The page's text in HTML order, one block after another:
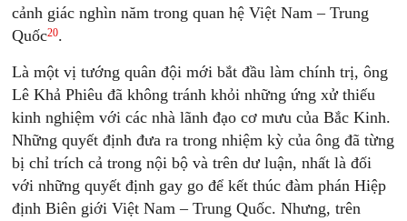
cảnh giác nghìn năm trong quan hệ Việt Nam – Trung
Quốc20.
Là một vị tướng quân đội mới bắt đầu làm chính trị, ông
Lê Khả Phiêu đã không tránh khỏi những ứng xử thiếu
kinh nghiệm với các nhà lãnh đạo cơ mưu của Bắc Kinh.
Những quyết định đưa ra trong nhiệm kỳ của ông đã từng
bị chỉ trích cả trong nội bộ và trên dư luận, nhất là đối
với những quyết định gay go để kết thúc đàm phán Hiệp
định Biên giới Việt Nam – Trung Quốc. Nhưng, trên